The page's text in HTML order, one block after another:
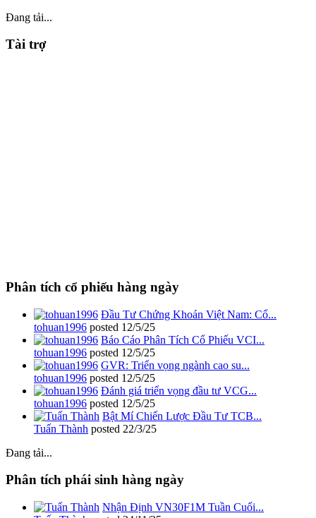
Đang tải...
Tài trợ
Phân tích cổ phiếu hàng ngày
Đầu Tư Chứng Khoán Việt Nam: Cổ...
tohuan1996 posted 12/5/25
Báo Cáo Phân Tích Cổ Phiếu VCI...
tohuan1996 posted 12/5/25
GVR: Triển vọng ngành cao su...
tohuan1996 posted 12/5/25
Đánh giá triển vọng đầu tư VCG...
tohuan1996 posted 12/5/25
Bật Mí Chiến Lược Đầu Tư TCB...
Tuấn Thành posted 22/3/25
Đang tải...
Phân tích phái sinh hàng ngày
Nhận Định VN30F1M Tuần Cuối...